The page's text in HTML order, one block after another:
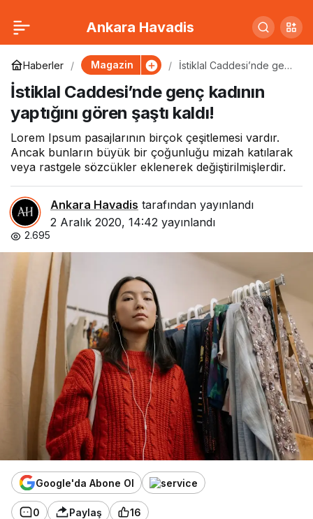
Ankara Havadis
Haberler Magazin
İstiklal Caddesi’nde genç
şaştı kaldı!
İstiklal Caddesi’nde genç kadının
yaptığını gören şaştı kaldı!
Lorem Ipsum pasajlarının birçok çeşitlemesi vardır.
Ancak bunların büyük bir çoğunluğu mizah katılarak
veya rastgele sözcükler eklenerek değiştirilmişlerdir.
Ankara Havadis tarafından yayınlandı
2 Aralık 2020, 14:42 yayınlandı
2.695
Google'da Abone Ol
0 Paylaş 16
Miley Cyrus’ı gerçekten
UFO’lar mı kovaladı?
0 Paylaş